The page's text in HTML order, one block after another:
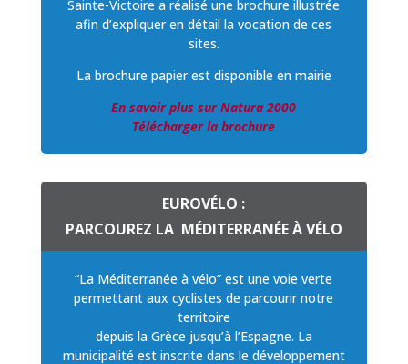
Sainte-Victoire a réalisé une brochure illustrée
afin d’expliquer en détail la vocation de ces
sites.
La brochure papier est disponible en mairie
En savoir plus sur Natura 2000
Télécharger la brochure
EUROVÉLO :
PARCOUREZ LA MÉDITERRANÉE À VÉLO
“La Méditerranée à vélo” est une voie verte
permettant aux cyclistes de parcourir notre
territoire
depuis la Grèce jusqu’à l’Espagne. La
municipalité est inscrite dans le développement